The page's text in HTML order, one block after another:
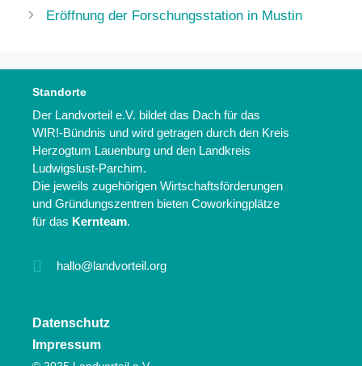
Eröffnung der Forschungsstation in Mustin
Standorte
Der Landvorteil e.V. bildet das Dach für das
WIR!-Bündnis und wird getragen durch den Kreis
Herzogtum Lauenburg und den Landkreis
Ludwigslust-Parchim.
Die jeweils zugehörigen Wirtschaftsförderungen
und Gründungszentren bieten Coworkingplätze
für das Kernteam.
hallo@landvorteil.org
Datenschutz
Impressum